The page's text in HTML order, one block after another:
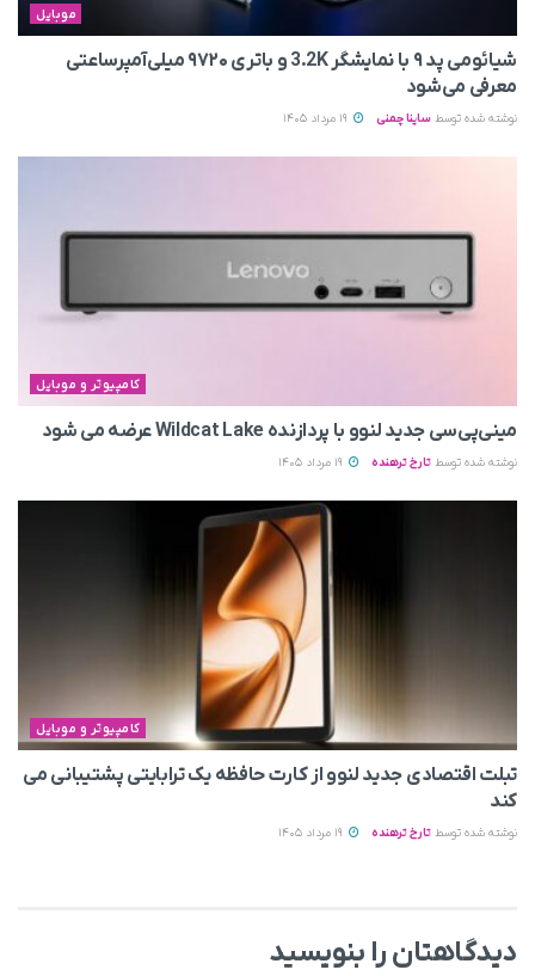
موبایل
شیائومی پد ۹ با نمایشگر 3.2K و باتری ۹۷۲۰ میلی‌آمپرساعتی
معرفی می‌شود
نوشته شده توسط ساینا چمنی
کامپیوتر و موبایل
مینی‌پی‌سی جدید لنوو با پردازنده Wildcat Lake عرضه می‌ شود
نوشته شده توسط تارخ ترهنده
کامپیوتر و موبایل
تبلت اقتصادی جدید لنوو از کارت حافظه یک ترابایتی پشتیبانی می‌
کند
نوشته شده توسط تارخ ترهنده
دیدگاهتان را بنویسید